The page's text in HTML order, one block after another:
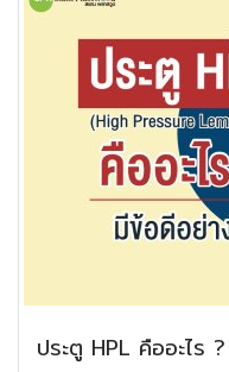
ประตู HPL คืออะไร ?